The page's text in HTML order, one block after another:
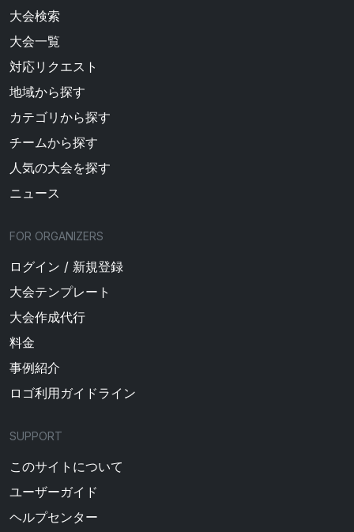
大会検索
大会一覧
対応リクエスト
地域から探す
カテゴリから探す
チームから探す
人気の大会を探す
ニュース
FOR ORGANIZERS
ログイン / 新規登録
大会テンプレート
大会作成代行
料金
事例紹介
ロゴ利用ガイドライン
SUPPORT
このサイトについて
ユーザーガイド
ヘルプセンター